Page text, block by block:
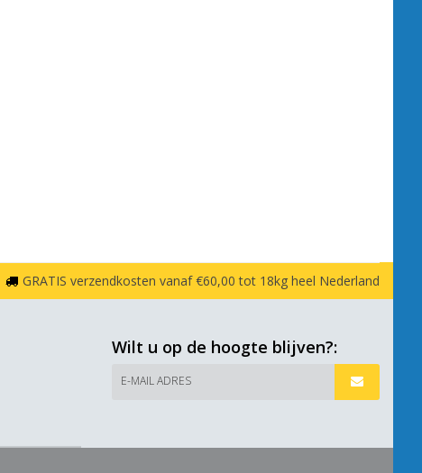
GRATIS verzendkosten vanaf €60,00 tot 18kg heel Nederland
Wilt u op de hoogte blijven?:
E-MAIL ADRES